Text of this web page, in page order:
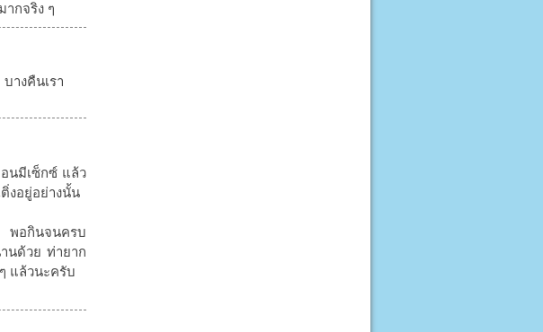
กจริง ๆ
างคืนเรา
นมีเซ็กซ์ แล้ว
งอยู่อย่างนั้น
พอกินจนครบ
นด้วย ท่ายาก
แล้วนะครับ